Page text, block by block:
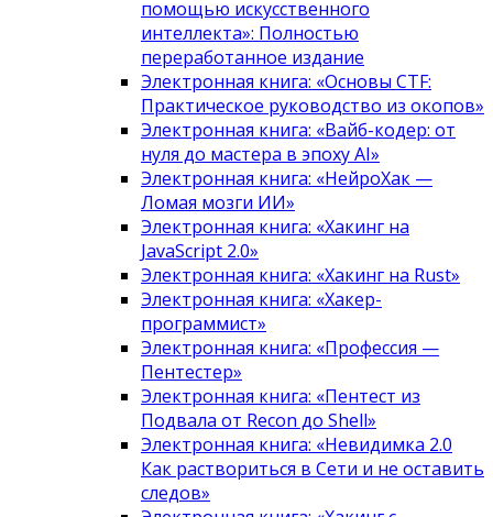
помощью искусственного
интеллекта»: Полностью
переработанное издание
Электронная книга: «Основы CTF:
Практическое руководство из окопов»
Электронная книга: «Вайб-кодер: от
нуля до мастера в эпоху AI»
Электронная книга: «НейроХак —
Ломая мозги ИИ»
Электронная книга: «Хакинг на
JavaScript 2.0»
Электронная книга: «Хакинг на Rust»
Электронная книга: «Хакер-
программист»
Электронная книга: «Профессия —
Пентестер»
Электронная книга: «Пентест из
Подвала от Recon до Shell»
Электронная книга: «Невидимка 2.0
Как раствориться в Сети и не оставить
следов»